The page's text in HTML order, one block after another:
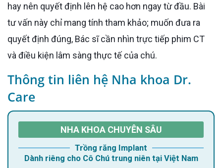
hay nên quyết định lên hệ cao hơn ngay từ đầu. Bài
tư vấn này chỉ mang tính tham khảo; muốn đưa ra
quyết định đúng, Bác sĩ cần nhìn trực tiếp phim CT
và điều kiện lâm sàng thực tế của chú.
Thông tin liên hệ Nha khoa Dr.
Care
NHA KHOA CHUYÊN SÂU
Trồng răng Implant
Dành riêng cho Cô Chú trung niên tại Việt Nam